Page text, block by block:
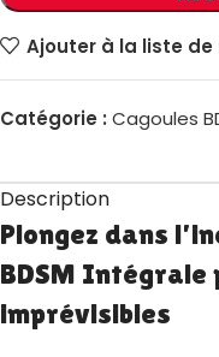
Ajouter à la liste
Catégorie : Cagoules
Description
Plongez dans
BDSM Intégrale
imprévisibles